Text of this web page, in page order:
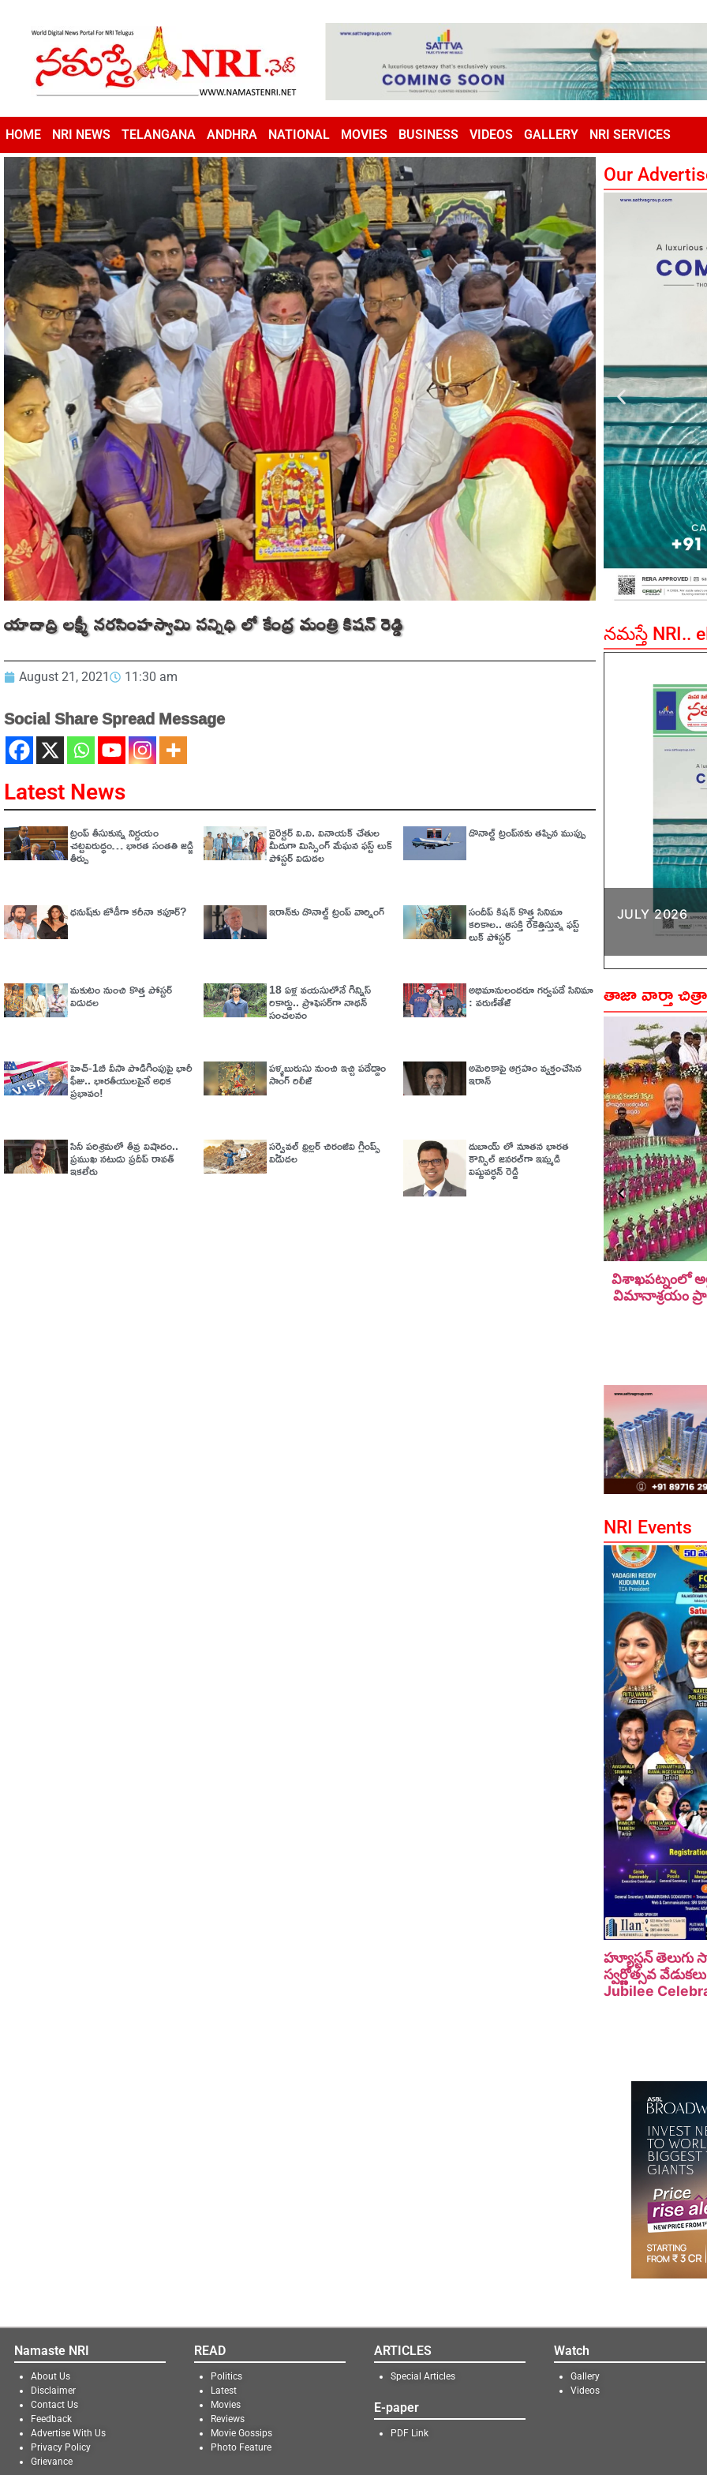
HOME NRI NEWS TELANGANA ANDHRA NATIONAL MOVIES BUSINESS VIDEOS GALLERY NRI SERVICES
యాదాద్రి లక్ష్మీ నరసింహస్వామి సన్నిధి లో కేంద్ర మంత్రి కిషన్ రెడ్డి
August 21, 2021 11:30 am
Social Share Spread Message
Latest News
ట్రంప్‌ తీసుకున్న నిర్ణయం
చట్టవిరుద్ధం… భారత సంతతి జడ్జి
తీర్పు
డైరెక్టర్ వి.వి. వినాయక్ చేతుల
మీదుగా మిస్సింగ్ మేఘన ఫస్ట్ లుక్
పోస్టర్ విడుదల
డొనాల్డ్ ట్రంప్‌నకు తప్పిన ముప్పు
ధనుష్‌కు జోడీగా కరీనా కపూర్? ఇరాన్‌కు డొనాల్డ్ ట్రంప్ వార్నింగ్‌ సందీప్ కిషన్ కొత్త సినిమా
కరికాల.. ఆసక్తి రేకెత్తిస్తున్న ఫస్ట్
లుక్ పోస్టర్
మకుటం నుంచి కొత్త పోస్టర్
విడుదల
18 ఏళ్ల వయసులోనే గిన్నిస్
రికార్డు.. ప్రొఫెసర్‌గా నాథన్
సంచలనం
అభిమానులందరూ గర్వపడే సినిమా
: వరుణ్‌తేజ్‌
హెచ్‌-1బీ వీసా పొడిగింపుపై భారీ
ఫీజు.. భారతీయులపైనే అధిక
ప్రభావం!
పళ్ళబురుసు నుంచి ఇచ్చి పడేద్దాం
సాంగ్ రిలీజ్
అమెరికాపై ఆగ్ర‌హం వ్య‌క్తంచేసిన
ఇరాన్
సినీ పరిశ్రమలో తీవ్ర విషాదం..
ప్రముఖ నటుడు ప్రదీప్ రావత్
ఇకలేరు
సర్వైవల్‌ థ్రిల్లర్‌ చిరంజీవి గ్లింప్స్‌
విడుదల
దుబాయ్ లో నూతన భారత
కౌన్సిల్ జనరల్‌గా ఇమ్మడి
విష్ణువర్ధన్ రెడ్డి
Our
నమస్తే NRI..
JULY 2026
తాజా వార్తా
విశాఖపట్నంలో
విమానాశ్ర‌యం
NRI Events
హ్యూస్టన్
స్వర్ణోత్సవ
Jubilee
Namaste NRI
About Us
Disclaimer
Contact Us
Feedback
Advertise With Us
Privacy Policy
Grievance
READ
Politics
Latest
Movies
Reviews
Movie Gossips
Photo Feature
ARTICLES
Special Articles
E-paper
PDF Link
Watch
Gallery
Videos